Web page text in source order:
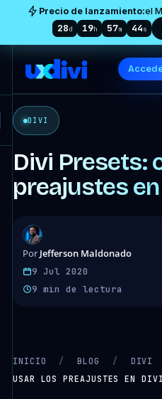
Precio de lanzamiento:el
28d 19h 57m 43s
DIVI
Divi Presets:
preajustes
Por Jefferson Maldonado
9 Jul 2020
9 min de lectura
INICIO / BLOG / DIVI
USAR LOS PREAJUSTES EN DIVI